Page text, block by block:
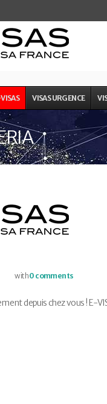
VISAS URGENCE
with0 comments
depuis chez vous ! E-